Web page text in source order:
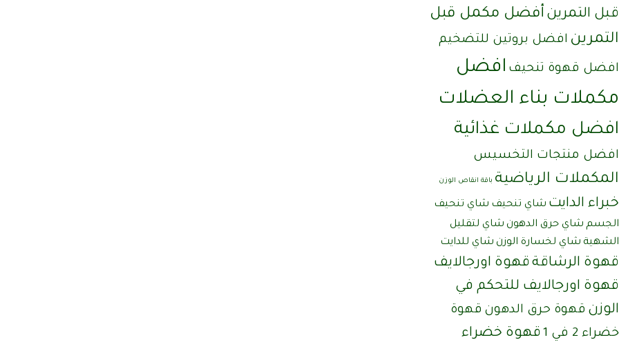
قبل التمرين أفضل مكمل قبل
التمرين افضل بروتين للتضخيم
افضل قهوة تنحيف افضل
مكملات بناء العضلات
افضل مكملات غذائية
افضل منتجات التخسيس
المكملات الرياضية باقة انقاص الوزن
خبراء الدايت شاي تنحيف شاي تنحيف
الجسم شاي حرق الدهون شاي لتقليل
الشهية شاي لخسارة الوزن شاي للدايت
قهوة الرشاقةقهوة اورجالايف
قهوة اورجالايف للتحكم في
الوزن قهوة حرق الدهون قهوة
خضراء 2 في 1
قهوة خضراء